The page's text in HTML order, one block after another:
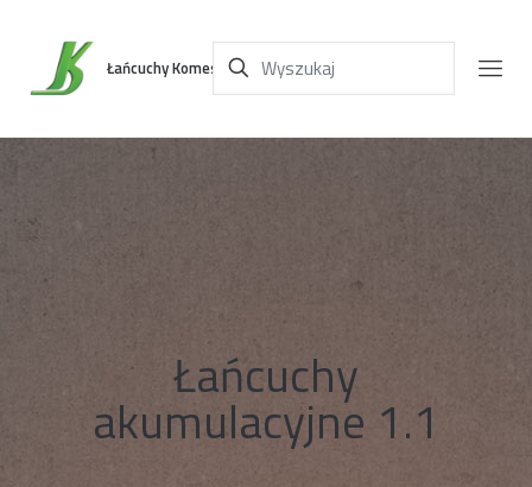
Łańcuchy Komes
Łańcuchy
akumulacyjne 1.1